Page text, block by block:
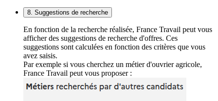
8. Suggestions de recherche
En fonction de la recherche réalisée, France Travail peut vous
afficher des suggestions de recherche d'offres. Ces
suggestions sont calculées en fonction des critères que vous
avez saisis.
Par exemple si vous cherchez un métier d'ouvrier agricole,
France Travail peut vous proposer :